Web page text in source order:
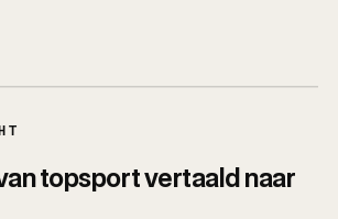
topsport vertaald naar